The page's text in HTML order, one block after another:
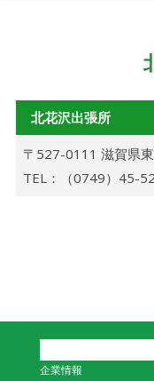
北花沢出張所
〒527-0111 滋賀県
TEL：（0749）45-
企業情報